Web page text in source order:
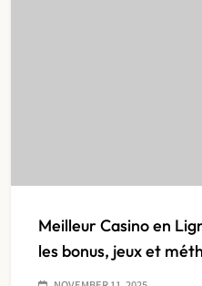
Meilleur Casino en
les bonus, jeux et